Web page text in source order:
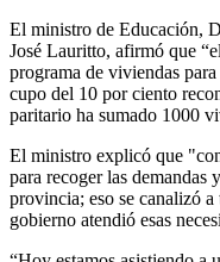
El ministro de Educación,
José Lauritto, afirmó que
programa de viviendas
cupo del 10 por ciento
paritario ha sumado 1000
El ministro explicó que
para recoger las demandas
provincia; eso se canalizó
gobierno atendió esas